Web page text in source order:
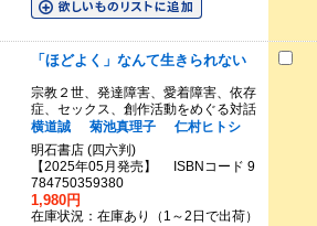
「ほどよく」なんて生きられない
宗教２世、発達障害、愛着障害、依存
症、セックス、創作活動をめぐる対話
横道誠
菊池真理子
仁村ヒトシ
明石書店 (四六判)
【2025年05月発売】 ISBNコード 9
784750359380
1,980円
在庫状況：在庫あり（1～2日で出荷）